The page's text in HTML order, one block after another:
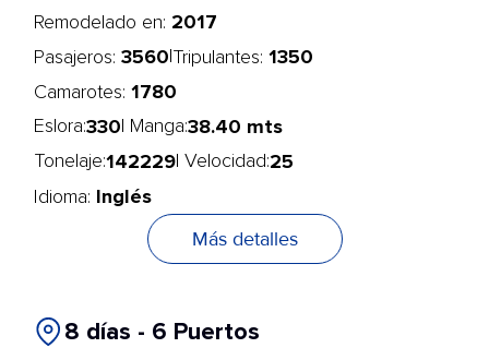
Remodelado en: 2017
Pasajeros: 3560 Tripulantes: 1350
Camarotes: 1780
Eslora:330 | Manga:38.40 mts
Tonelaje:142229 | Velocidad:25
Idioma: Inglés
Más detalles
8 días - 6 Puertos